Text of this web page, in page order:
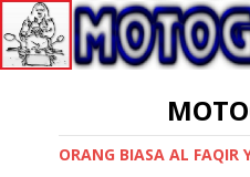
ORANG BIASA AL FAQIR